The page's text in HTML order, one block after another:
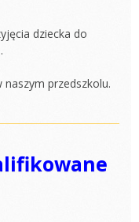
dziecka do
przedszkolu.